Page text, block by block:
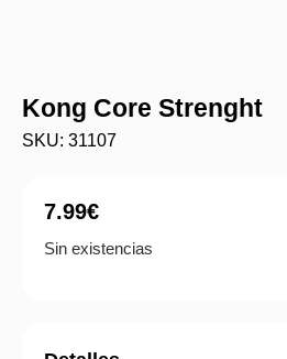
Kong Core Strenght
SKU: 31107
7.99€
Sin existencias